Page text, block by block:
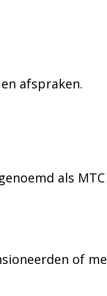
afspraken.
als
of